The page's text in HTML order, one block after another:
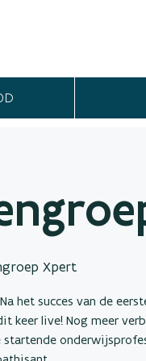
Xpert
het succes van de
keer live! Nog meer
startende